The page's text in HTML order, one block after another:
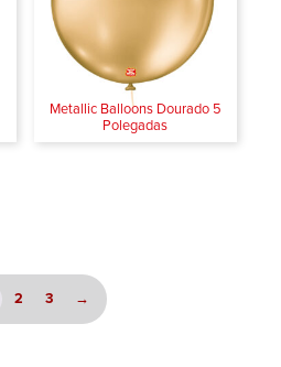
Metallic Balloons Dourado 5
Polegadas
2 3 →